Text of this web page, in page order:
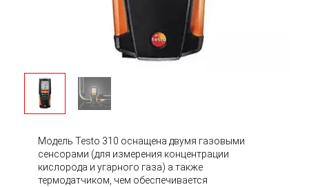
Модель Testo 310 оснащена двумя газовыми
сенсорами (для измерения концентрации
кислорода и угарного газа) а также
термодатчиком, чем обеспечивается